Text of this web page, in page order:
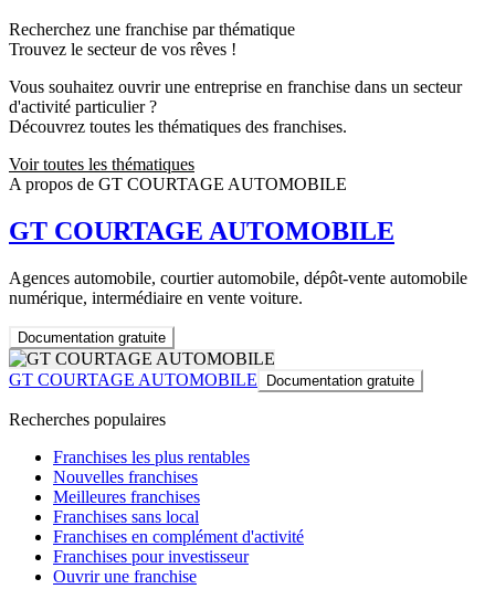
Recherchez une franchise par thématique
Trouvez le secteur de vos rêves !
Vous souhaitez ouvrir une entreprise en franchise dans un secteur
d'activité particulier ?
Découvrez toutes les thématiques des franchises.
Voir toutes les thématiques
A propos de GT COURTAGE AUTOMOBILE
GT COURTAGE AUTOMOBILE
Agences automobile, courtier automobile, dépôt-vente automobile
numérique, intermédiaire en vente voiture.
Documentation gratuite
GT COURTAGE AUTOMOBILE Documentation gratuite
Recherches populaires
Franchises les plus rentables
Nouvelles franchises
Meilleures franchises
Franchises sans local
Franchises en complément d'activité
Franchises pour investisseur
Ouvrir une franchise